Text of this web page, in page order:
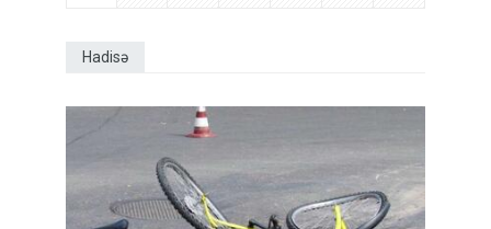
Hadisə